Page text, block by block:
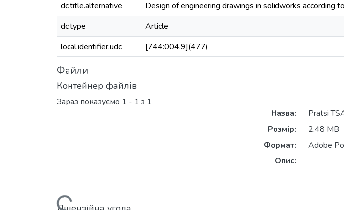
dc.title.alternative Design of engineering drawings in solidworks according
dc.type
Article
local.identifier.udc
[744:004.9](477)
Файли
Контейнер файлів
Зараз показуємо 1 - 1 з 1
Вантажиться...
Назва:
Pratsi
Розмір:
2.48 MB
Формат:
Adobe
Опис: